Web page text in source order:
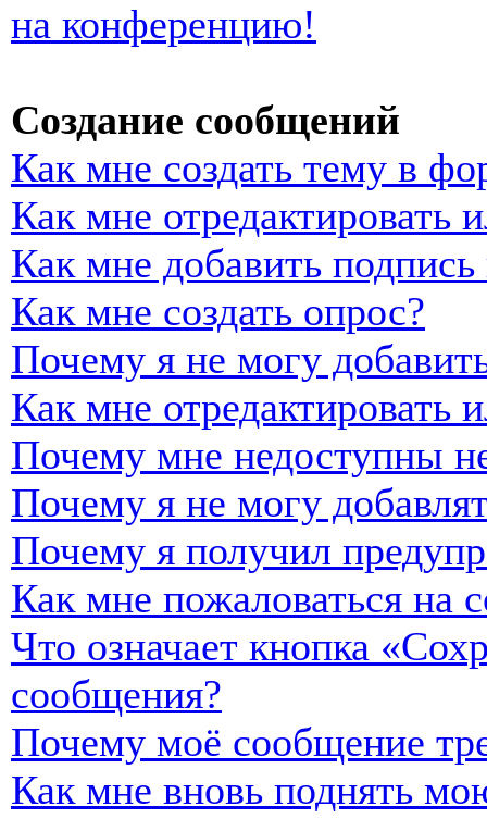
на конференцию!
Создание сообщений
Как мне создать тему в
Как мне отредактировать
Как мне добавить
Как мне создать опрос?
Почему я не могу
Как мне отредактировать
Почему мне недоступны
Почему я не могу
Почему я получил
Как мне пожаловаться на
Что означает кнопка
сообщения?
Почему моё сообщение
Как мне вновь поднять